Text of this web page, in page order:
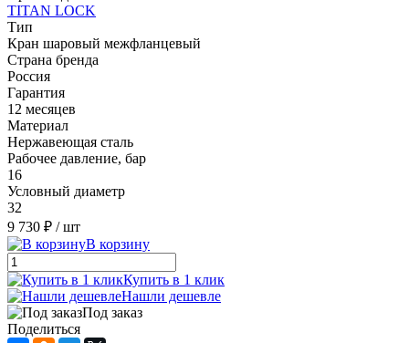
TITAN LOCK
Тип
Кран шаровый межфланцевый
Страна бренда
Россия
Гарантия
12 месяцев
Материал
Нержавеющая сталь
Рабочее давление, бар
16
Условный диаметр
32
9 730 ₽ / шт
В корзину
Купить в 1 клик
Нашли дешевле
Под заказ
Поделиться